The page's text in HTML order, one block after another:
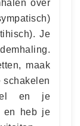
over
Je
maak
schakelen
en je
en heb je